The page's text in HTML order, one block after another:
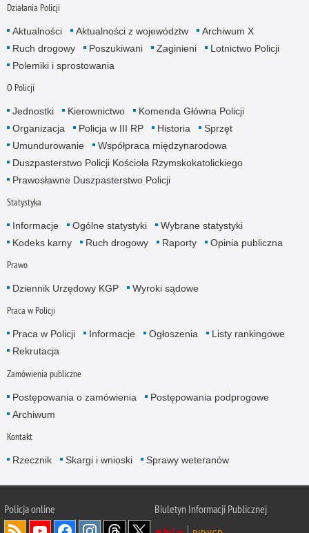
Działania Policji
Aktualności Aktualności z województw
Archiwum X
Ruch drogowy
Poszukiwani Zaginieni
Lotnictwo Policji
Polemiki i sprostowania
O Policji
Jednostki Kierownictwo
Komenda Główna Policji
Organizacja
Policja w III RP Historia
Sprzęt
Umundurowanie
Współpraca międzynarodowa
Duszpasterstwo Policji Kościoła Rzymskokatolickiego
Prawosławne Duszpasterstwo Policji
Statystyka
Informacje Ogólne statystyki
Wybrane statystyki
Kodeks karny
Ruch drogowy Raporty Opinia publiczna
Prawo
Dziennik Urzędowy KGP Wyroki sądowe
Praca w Policji
Praca w Policji Informacje Ogłoszenia
Listy rankingowe
Rekrutacja
Zamówienia publiczne
Postępowania o zamówienia
Postępowania podprogowe
Archiwum
Kontakt
Rzecznik Skargi i wnioski Sprawy weteranów
Policjaonline
Biuletyn Informacji Publicznej